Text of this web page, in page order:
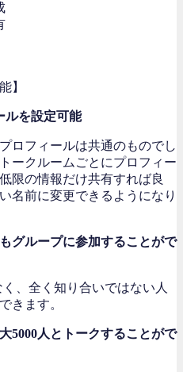
】
ルを設定可能
ロフィールは共通のものでし
ークルームごとにプロフィー
限の情報だけ共有すれば良
名前に変更できるようになり
グループに参加することがで
、全く知り合いではない人
きます。
5000人とトークすることがで